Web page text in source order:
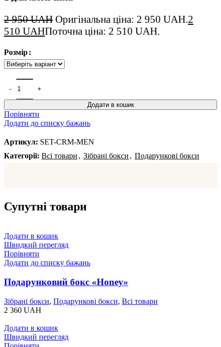
2 950UAH Оригінальна ціна: 2 950 UAH.2
510 UAHПоточна ціна: 2 510 UAH.
Розмір
Додати в кошик
Порівняти
Додати до списку бажань
Артикул: SET-CRM-MEN
Категорії: Всі товари , Зібрані бокси , Подарункові бокси
Супутні товари
Додати в кошик
Швидкий перегляд
Порівняти
Додати до списку бажань
Подарунковий бокс «Honey»
Зібрані бокси, Подарункові бокси, Всі товари
2 360 UAH
Додати в кошик
Швидкий перегляд